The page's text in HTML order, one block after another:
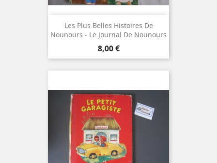
Les Plus Belles Histoires De
Nounours - Le Journal De Nounours
Prix
8,00 €